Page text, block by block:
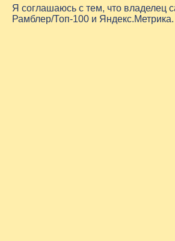
Я соглашаюсь с тем, что владелец
Рамблер/Топ-100 и